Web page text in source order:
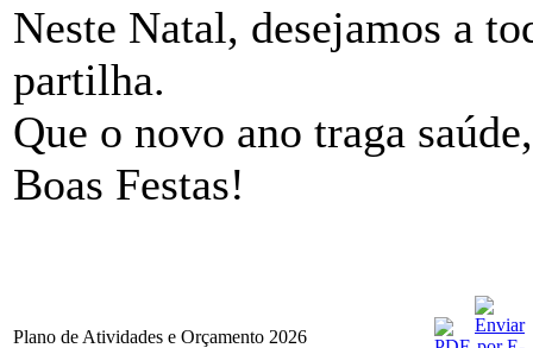
Neste Natal, desejamos a
partilha.
Que o novo ano traga
Boas Festas!
Plano de Atividades e Orçamento 2026